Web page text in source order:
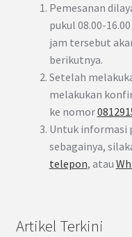
Pemesanan
pukul 08.00-
jam tersebut
berikutnya.
Setelah
melakukan
ke nomor
Untuk informasi
sebagainya,
telepon, atau
Artikel Terkini